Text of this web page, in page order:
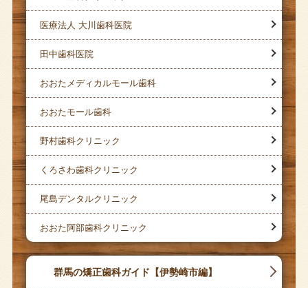
医療法人 大川歯科医院
田中歯科医院
おおたメディカルモール歯科
おおたモール歯科
野村歯科クリニック
くろさわ歯科クリニック
尾島デンタルクリニック
おおた阿部歯科クリニック
群馬の矯正歯科ガイド【伊勢崎市編】